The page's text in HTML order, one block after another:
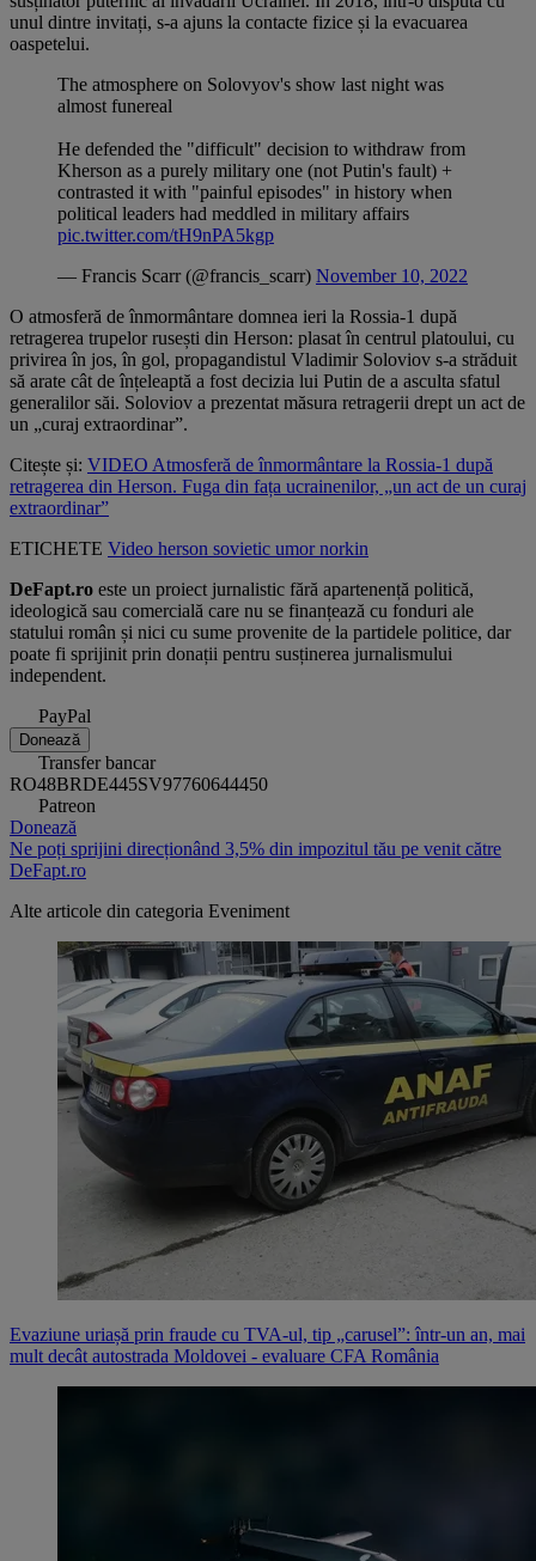
unul dintre invitați, s-a ajuns la contacte fizice și la evacuarea
oaspetelui.
The atmosphere on Solovyov's show last night was
almost funereal
He defended the "difficult" decision to withdraw from
Kherson as a purely military one (not Putin's fault) +
contrasted it with "painful episodes" in history when
political leaders had meddled in military affairs
pic.twitter.com/tH9nPA5kgp
— Francis Scarr (@francis_scarr) November 10, 2022
O atmosferă de înmormântare domnea ieri la Rossia-1 după
retragerea trupelor rusești din Herson: plasat în centrul platoului, cu
privirea în jos, în gol, propagandistul Vladimir Soloviov s-a străduit
să arate cât de înțeleaptă a fost decizia lui Putin de a asculta sfatul
generalilor săi. Soloviov a prezentat măsura retragerii drept un act de
un „curaj extraordinar”.
Citește și: VIDEO Atmosferă de înmormântare la Rossia-1 după
retragerea din Herson. Fuga din fața ucrainenilor, „un act de un curaj
extraordinar”
ETICHETE Video herson sovietic umornorkin
DeFapt.ro este un proiect jurnalistic fără apartenență politică,
ideologică sau comercială care nu se finanțează cu fonduri ale
statului român și nici cu sume provenite de la partidele politice, dar
poate fi sprijinit prin donații pentru susținerea jurnalismului
independent.
PayPal
Donează
Transfer bancar
RO48BRDE445SV97760644450
Patreon
Donează
Ne poți sprijini direcționând 3,5% din impozitul tău pe venit către
DeFapt.ro
Alte articole din categoria Eveniment
Evaziune uriașă prin fraude cu TVA-ul, tip „carusel”: într-un an, mai
mult decât autostrada Moldovei - evaluare CFA România